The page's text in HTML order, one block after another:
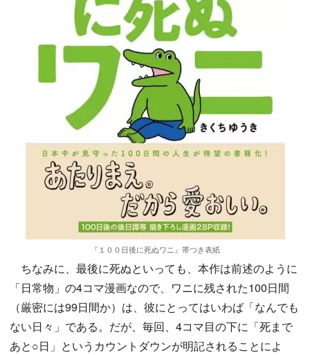
『１００日後に死ぬワニ』帯つき表紙
ちなみに、最後に死ぬといっても、本作は前述のように
「日常物」の4コマ漫画なので、ワニに残された100日間
（厳密には99日間か）は、彼にとってはいわば「なんでも
ない日々」である。だが、毎回、4コマ目の下に「死まで
あと○日」というカウントダウンが明記されることによ